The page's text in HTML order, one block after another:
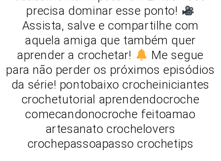
precisa dominar esse ponto!
Assista, salve e compartilhe com
aquela amiga que também quer
aprender a crochetar!
Me segue
para não perder os próximos episódios
da série! pontobaixo crocheiniciantes
crochetutorial aprendendocroche
comecandonocroche feitoamao
artesanato crochelovers
crochepassoapasso crochetips